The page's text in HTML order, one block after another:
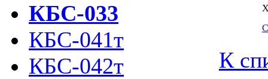
КБС-033
КБС-041т
КБС-042т
К